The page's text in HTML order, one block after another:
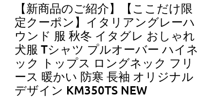
【新商品のご紹介】【ここだけ限
定クーポン】イタリアングレーハ
ウンド 服 秋冬 イタグレ おしゃれ
犬服 Tシャツ プルオーバー ハイネ
ック トップス ロングネック フリ
ース 暖かい 防寒 長袖 オリジナル
デザイン KM350TS NEW